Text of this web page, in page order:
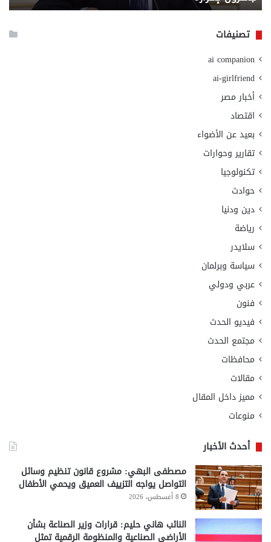
تصنيفات
ai companion
ai-girlfriend
أخبار مصر
اقتصاد
بعيد عن الأضواء
تقارير وحوارات
تكنولوجيا
حوادث
دين ودنيا
رياضة
سلايدر
سياسة وبرلمان
عربي ودولي
فنون
فيديو الحدث
مجتمع الحدث
محافظات
مقالات
مميز داخل المقال
منوعات
أحدث الأخبار
مصطفى البهي: مشروع قانون تنظيم وسائل
التواصل يواجه التزييف العميق ويحمي الأطفال
8 أغسطس، 2026
النائب هاني حليم: قرارات وزير الصناعة بشأن
الأراضي الصناعية والمنظومة الرقمية تمثل